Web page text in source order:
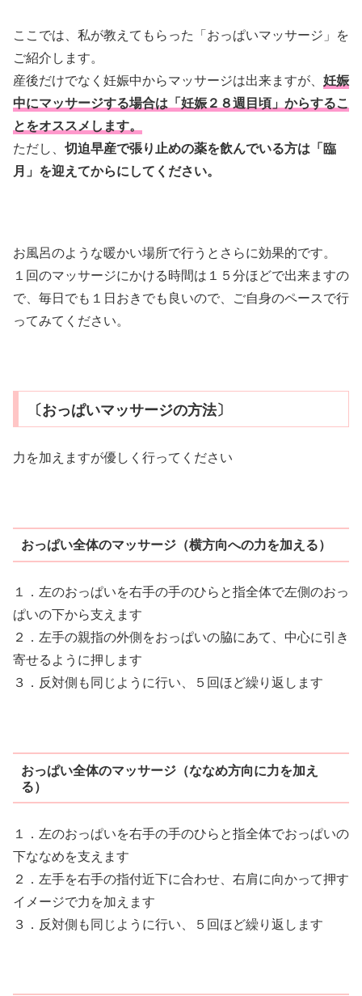
ここでは、私が教えてもらった「おっぱいマッサージ」を
ご紹介します。
産後だけでなく妊娠中からマッサージは出来ますが、 妊娠
中にマッサージする場合は「妊娠２８週目頃」からするこ
とをオススメします。
ただし、 切迫早産で張り止めの薬を飲んでいる方は「臨
月」を迎えてからにしてください。
お風呂のような暖かい場所で行うとさらに効果的です。
１回のマッサージにかける時間は１５分ほどで出来ますの
で、毎日でも１日おきでも良いので、ご自身のペースで行
ってみてください。
〔おっぱいマッサージの方法〕
力を加えますが優しく行ってください
おっぱい全体のマッサージ（横方向への力を加える）
１．左のおっぱいを右手の手のひらと指全体で左側のおっ
ぱいの下から支えます
２．左手の親指の外側をおっぱいの脇にあて、中心に引き
寄せるように押します
３．反対側も同じように行い、５回ほど繰り返します
おっぱい全体のマッサージ（ななめ方向に力を加え
る）
１．左のおっぱいを右手の手のひらと指全体でおっぱいの
下ななめを支えます
２．左手を右手の指付近下に合わせ、右肩に向かって押す
イメージで力を加えます
３．反対側も同じように行い、５回ほど繰り返します